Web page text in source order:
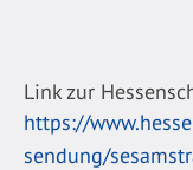
Link zur
https://
sendung/